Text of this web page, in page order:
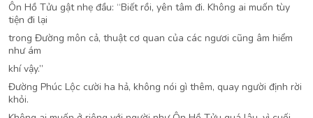
Ôn Hồ Tửu gật nhẹ đầu: “Biết rồi, yên tâm đi. Không ai muốn tùy
tiện đi lại
trong Đường môn cả, thuật cơ quan của các ngươi cũng âm hiểm
như ám
khí vậy.”
Đường Phúc Lộc cười ha hả, không nói gì thêm, quay người định rời
khỏi.